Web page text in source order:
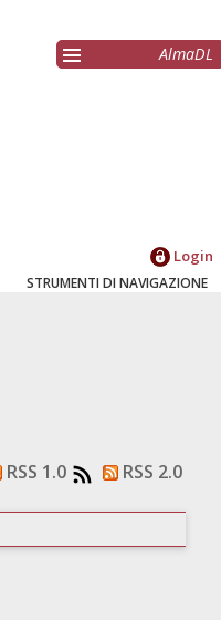
AlmaDL
Login
STRUMENTI DI NAVIGAZIONE
RSS 1.0 RSS 2.0